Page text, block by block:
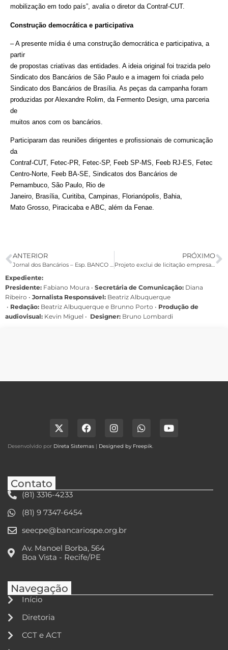
mobilização em todo país”, avalia o diretor da Contraf-CUT.
Construção democrática e participativa
– A presente mídia é uma construção democrática e participativa, a
partir
de propostas criativas das entidades. A ideia original foi trazida pelo
Sindicato dos Bancários de São Paulo e a imagem foi criada pelo
Sindicato dos Bancários de Brasília. As peças da campanha foram
produzidas por Alexandre Rolim, da Fermento Design, uma parceria
de
muitos anos com os bancários.
Participaram das reuniões dirigentes e profissionais de comunicação
da
Contraf-CUT, Fetec-PR, Fetec-SP, Feeb SP-MS, Feeb RJ-ES, Fetec
Centro-Norte, Feeb BA-SE, Sindicatos dos Bancários de
Pernambuco, São Paulo, Rio de
Janeiro, Brasília, Curitiba, Campinas, Florianópolis, Bahia,
Mato Grosso, Piracicaba e ABC, além da Fenae.
ANTERIOR PRÓXIMO
Projeto exclui de licitação empresa que não ampliar licença maternidade
Expediente:
Presidente: Fabiano Moura • Secretária de Comunicação: Diana
Ribeiro • Jornalista Responsável: Beatriz Albuquerque
• Redação: Beatriz Albuquerque e Brunno Porto • Produção de
audiovisual: Kevin Miguel • Designer: Bruno Lombardi
Desenvolvido por Direta Sistemas | Designed by Freepik.
Contato
(81) 3316-4233
(81) 9 7347-6454
seecpe@bancariospe.org.br
Av. Manoel Borba, 564
Boa Vista - Recife/PE
Navegação
Início
Diretoria
CCT e ACT